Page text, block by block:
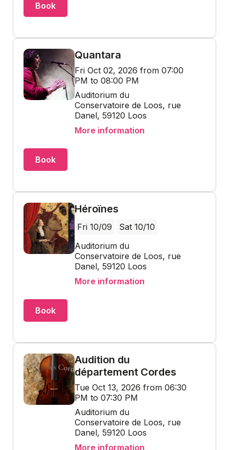
Book
Quantara
Fri Oct 02, 2026 from 07:00
PM to 08:00 PM
Auditorium du
Conservatoire de Loos, rue
Danel, 59120 Loos
More information
Book
Héroïnes
Fri 10/09
Sat 10/10
Auditorium du
Conservatoire de Loos, rue
Danel, 59120 Loos
More information
Book
Audition du
département Cordes
Tue Oct 13, 2026 from 06:30
PM to 07:30 PM
Auditorium du
Conservatoire de Loos, rue
Danel, 59120 Loos
More information